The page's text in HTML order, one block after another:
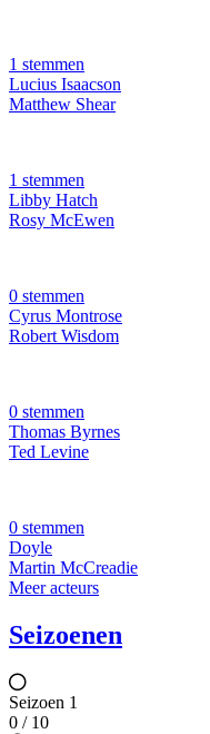
1 stemmen
Lucius Isaacson
Matthew Shear
1 stemmen
Libby Hatch
Rosy McEwen
0 stemmen
Cyrus Montrose
Robert Wisdom
0 stemmen
Thomas Byrnes
Ted Levine
0 stemmen
Doyle
Martin McCreadie
Meer acteurs
Seizoenen
Seizoen 1
0 / 10